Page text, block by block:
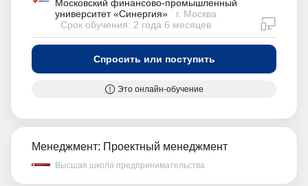
Московский финансово-промышленный
университет «Синергия»
г. Москва
Срок обучения: 2 года 6 месяцев
Спросить или поступить
Это онлайн-обучение
Менеджмент: Проектный менеджмент
Высшая школа предпринимательства